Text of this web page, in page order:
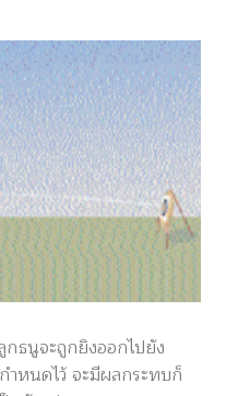
ธนูจะถูกยิงออกไปยัง
ำหนดไว้ จะมีผลกระทบก็